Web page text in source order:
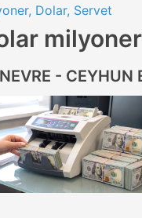
Dolar, Servet
- CEYHUN